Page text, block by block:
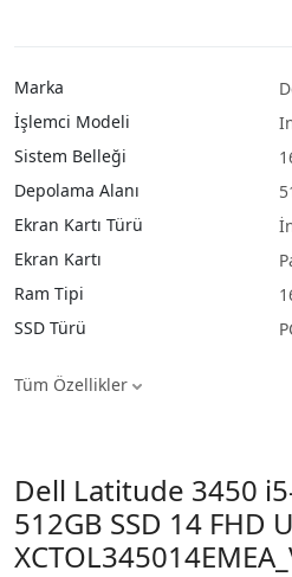
Marka
İşlemci Modeli
Sistem Belleği
Depolama Alanı
Ekran Kartı Türü
Ekran Kartı
Ram Tipi
SSD Türü
Tüm Özellikler
Dell Latitude 3450
512GB SSD 14 FHD